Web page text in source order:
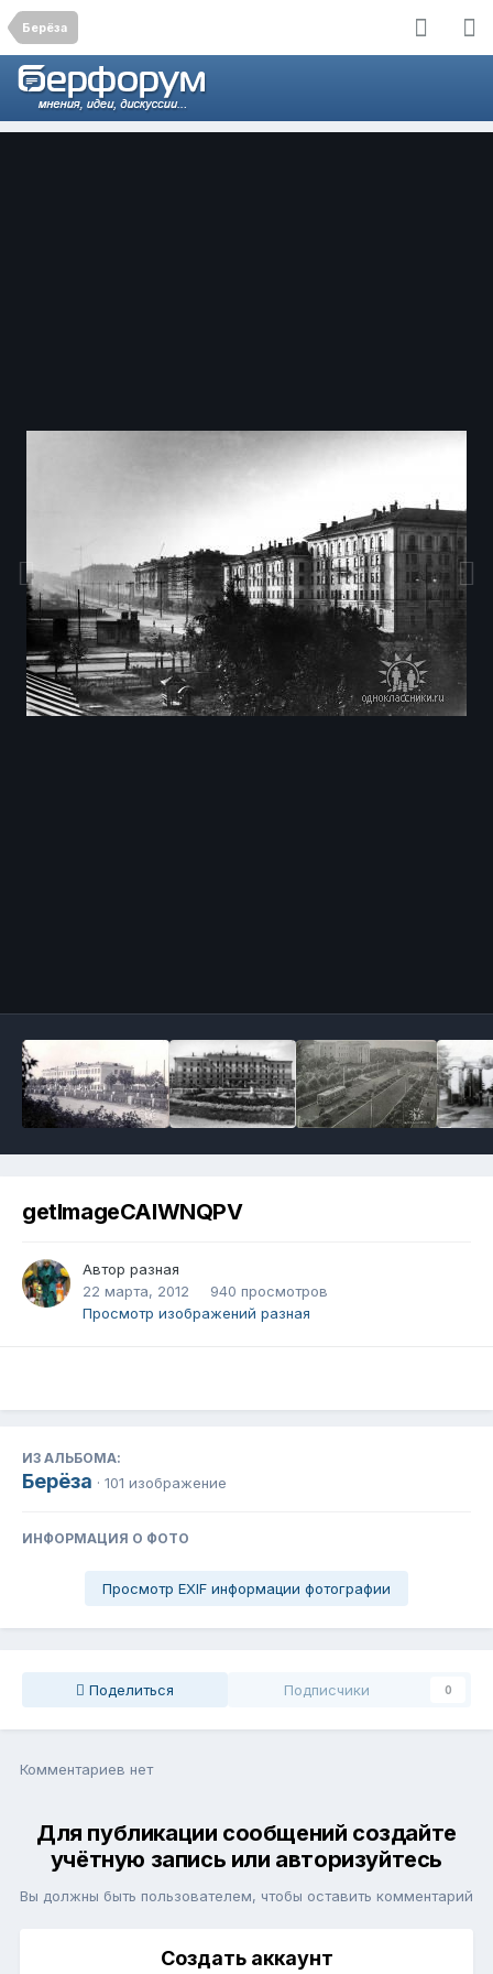
Берёза
getImageCAIWNQPV
Автор разная
22 марта, 2012
940 просмотров
Просмотр изображений разная
ИЗ АЛЬБОМА:
Берёза · 101 изображение
ИНФОРМАЦИЯ О ФОТО
Просмотр EXIF информации фотографии
Поделиться Подписчики 0
Комментариев нет
Для публикации сообщений создайте
учётную запись или авторизуйтесь
Вы должны быть пользователем, чтобы оставить комментарий
Создать аккаунт